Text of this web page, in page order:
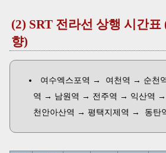
(2) SRT 전라선 상행 시간
향)
여수엑스포역 → 여천역 → 순천
역 → 남원역 → 전주역 → 익산역
천안아산역 → 평택지제역 → 동탄